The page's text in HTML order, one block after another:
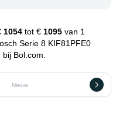
1054 tot € 1095 van 1
Serie 8 KIF81PFE0
Bol.com.
Nieuw